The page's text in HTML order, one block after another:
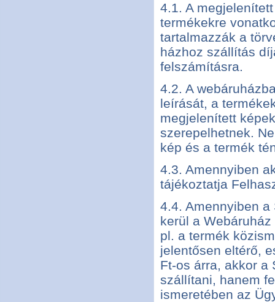
4.1. A
termékekre
tartalmazzák a
házhoz szállítás
felszámításra.
4.2. A
leírását, a
megjelenített
szerepelhetnek.
kép és a termék
4.3. Amennyiben
tájékoztatja
4.4. Amennyiben
kerül a
pl. a termék
jelentősen eltérő,
Ft-os árra, akkor a
szállítani, hanem
ismeretében az